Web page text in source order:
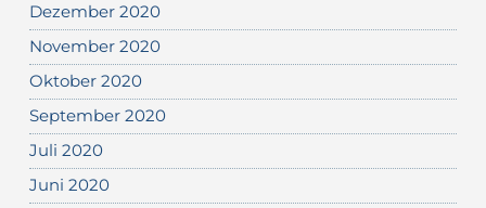
Dezember 2020
November 2020
Oktober 2020
September 2020
Juli 2020
Juni 2020